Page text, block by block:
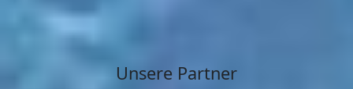
Unsere Partner